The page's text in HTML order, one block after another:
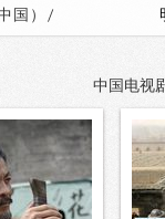
中国）/
中国电视